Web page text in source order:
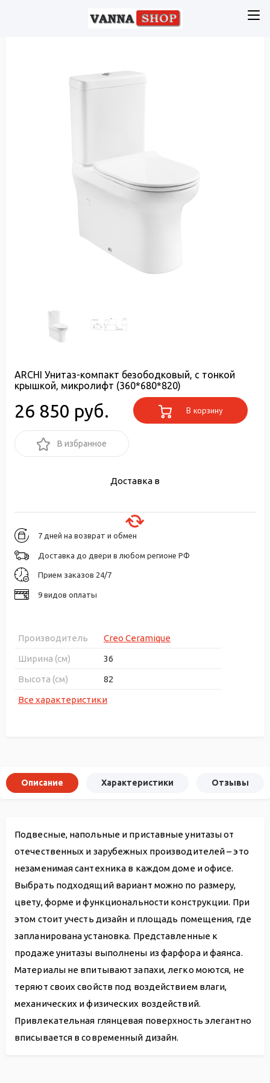
ARCHI Унитаз-компакт безободковый, с тонкой
крышкой, микролифт (360*680*820)
26 850 руб. В корзину
В избранное
Доставка в
7 дней на возврат и обмен
Доставка до двери в любом регионе РФ
Прием заказов 24/7
9 видов оплаты
Производитель
Creo Ceramique
Ширина (см)
36
Высота (см)
82
Все характеристики
Описание Характеристики Отзывы
Подвесные, напольные и приставные унитазы от
отечественных и зарубежных производителей – это
незаменимая сантехника в каждом доме и офисе.
Выбрать подходящий вариант можно по размеру,
цвету, форме и функциональности конструкции. При
этом стоит учесть дизайн и площадь помещения, где
запланирована установка. Представленные к
продаже унитазы выполнены из фарфора и фаянса.
Материалы не впитывают запахи, легко моются, не
теряют своих свойств под воздействием влаги,
механических и физических воздействий.
Привлекательная глянцевая поверхность элегантно
вписывается в современный дизайн.